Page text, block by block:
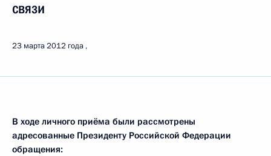
связи
23 марта 2012 года
В ходе личного приёма были рассмотрены
адресованные Президенту Российской Федерации
обращения: